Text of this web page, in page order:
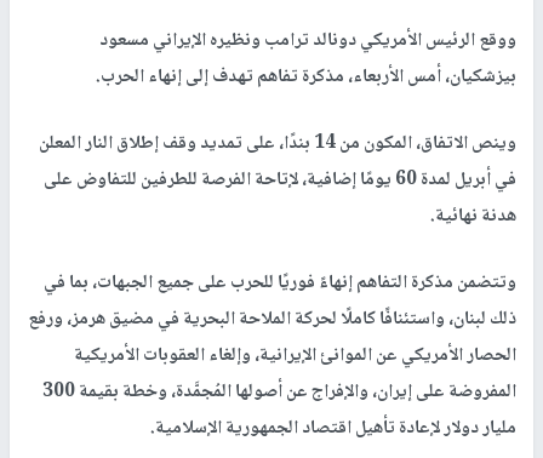
ووقع الرئيس الأمريكي دونالد ترامب ونظيره الإيراني مسعود
بيزشكيان، أمس الأربعاء، مذكرة تفاهم تهدف إلى إنهاء الحرب.
وينص الاتفاق، المكون من 14 بندًا، على تمديد وقف إطلاق النار المعلن
في أبريل لمدة 60 يومًا إضافية، لإتاحة الفرصة للطرفين للتفاوض على
هدنة نهائية.
وتتضمن مذكرة التفاهم إنهاءً فوريًا للحرب على جميع الجبهات، بما في
ذلك لبنان، واستئنافًا كاملًا لحركة الملاحة البحرية في مضيق هرمز، ورفع
الحصار الأمريكي عن الموانئ الإيرانية، وإلغاء العقوبات الأمريكية
المفروضة على إيران، والإفراج عن أصولها المُجمَّدة، وخطة بقيمة 300
مليار دولار لإعادة تأهيل اقتصاد الجمهورية الإسلامية.